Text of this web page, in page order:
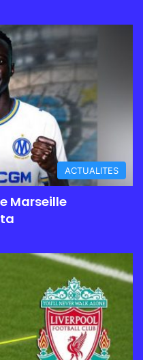
ACTUALITES
Marseille